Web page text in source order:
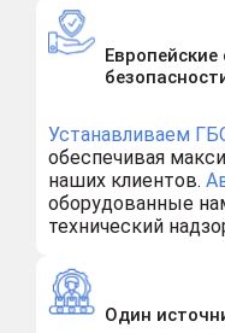
Устанавливаем
обеспечивая
наших клиентов.
оборудованные
технический
Один